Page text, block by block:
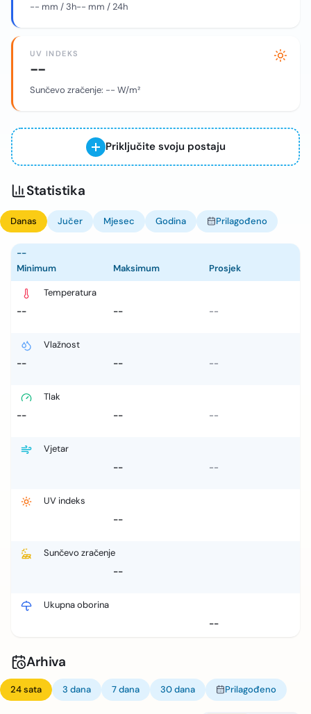
-- mm / 3h-- mm / 24h
UV INDEKS
--
Sunčevo zračenje: -- W/m²
Priključite svoju postaju
Statistika
Danas Jučer Mjesec Godina Prilagođeno
--
Minimum
Maksimum Prosjek
Temperatura
--
-- --
Vlažnost
--
-- --
Tlak
--
-- --
Vjetar
--
--
UV indeks
--
Sunčevo zračenje
--
Ukupna oborina
--
Arhiva
24 sata 3 dana 7 dana 30 dana Prilagođeno